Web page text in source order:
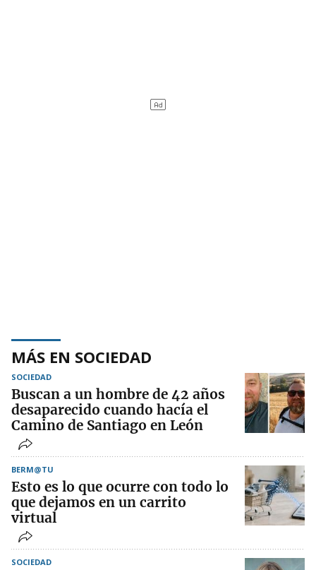
MÁS EN SOCIEDAD
SOCIEDAD
Buscan a un hombre de 42 años
desaparecido cuando hacía el
Camino de Santiago en León
BERM@TU
Esto es lo que ocurre con todo lo
que dejamos en un carrito
virtual
SOCIEDAD